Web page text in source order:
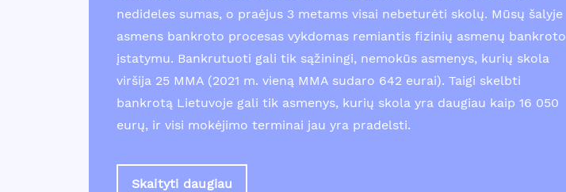
nedideles sumas, o praėjus 3 metams visai nebeturėti skolų. Mūsų šalyje
asmens bankroto procesas vykdomas remiantis fizinių asmenų bankroto
įstatymu. Bankrutuoti gali tik sąžiningi, nemokūs asmenys, kurių skola
viršija 25 MMA (2021 m. vieną MMA sudaro 642 eurai). Taigi skelbti
bankrotą Lietuvoje gali tik asmenys, kurių skola yra daugiau kaip 16 050
eurų, ir visi mokėjimo terminai jau yra pradelsti.
Skaityti daugiau